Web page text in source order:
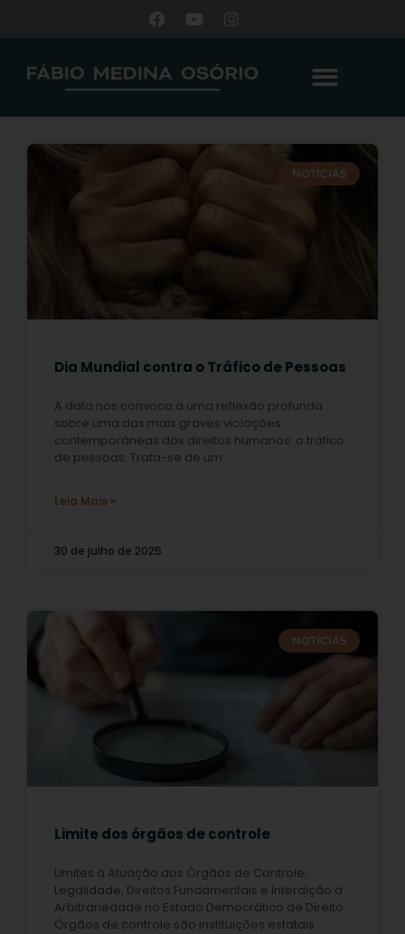
NOTÍCIAS
Dia Mundial contra o Tráfico de Pessoas
A data nos convoca a uma reflexão profunda
sobre uma das mais graves violações
contemporâneas dos direitos humanos: o tráfico
de pessoas. Trata-se de um
Leia Mais »
30 de julho de 2025
NOTÍCIAS
Limite dos órgãos de controle
Limites à Atuação dos Órgãos de Controle,
Legalidade, Direitos Fundamentais e Interdição à
Arbitrariedade no Estado Democrático de Direito
Órgãos de controle são instituições estatais